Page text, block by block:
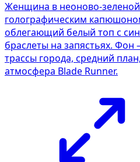
Женщина в неоново-зеленой
голографическим
облегающий белый топ с
браслеты на запястьях.
трассы города, средний
атмосфера Blade Runner.